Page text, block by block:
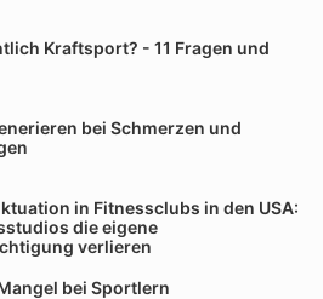
Kraftsport? - 11 Fragen und
bei Schmerzen und
in Fitnessclubs in den USA:
die eigene
verlieren
bei Sportlern